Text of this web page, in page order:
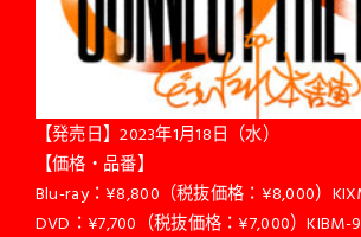
【発売日】2023年1月18日（水）
【価格・品番】
Blu-ray：¥8,800（税抜価格：¥8,000）
DVD：¥7,700（税抜価格：¥7,000）KIBM-